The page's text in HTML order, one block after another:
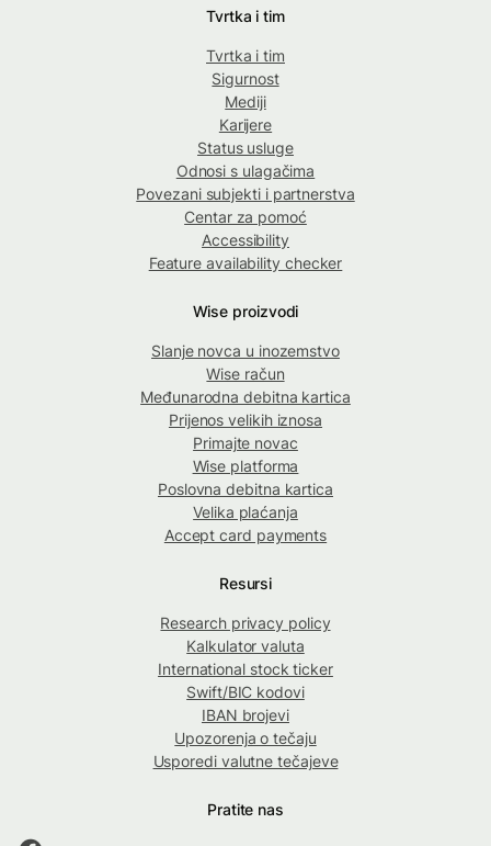
Tvrtka i tim
Tvrtka i tim
Sigurnost
Mediji
Karijere
Status usluge
Odnosi s ulagačima
Povezani subjekti i partnerstva
Centar za pomoć
Accessibility
Feature availability checker
Wise proizvodi
Slanje novca u inozemstvo
Wise račun
Međunarodna debitna kartica
Prijenos velikih iznosa
Primajte novac
Wise platforma
Poslovna debitna kartica
Velika plaćanja
Accept card payments
Resursi
Research privacy policy
Kalkulator valuta
International stock ticker
Swift/BIC kodovi
IBAN brojevi
Upozorenja o tečaju
Usporedi valutne tečajeve
Pratite nas